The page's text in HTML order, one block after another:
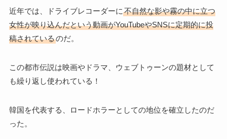
近年では、ドライブレコーダーに 不自然な影や霧の中に立つ
女性が映り込んだという動画がYouTubeやSNSに定期的に投
稿されているのだ。
この都市伝説は映画やドラマ、ウェブトゥーンの題材として
も繰り返し使われている！
韓国を代表する、ロードホラーとしての地位を確立したのだ
った。